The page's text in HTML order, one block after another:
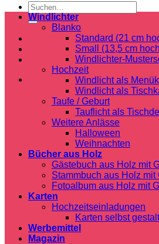
Suchen
nach:
Windlichter
Blanko
Standard (21 cm
Small (13,5 cm
Windlichter-
Hochzeit
Windlicht als
Windlicht als
Taufe / Geburt
Tauflicht als
Weitere Anlässe
Halloween
Weihnachten
Bücher aus Holz
Gästebuch aus Holz mit
Stammbuch aus Holz mit
Fotoalbum aus Holz mit
Karten
Hochzeitseinladungen
Karten selbst
Werbemittel
Magazin